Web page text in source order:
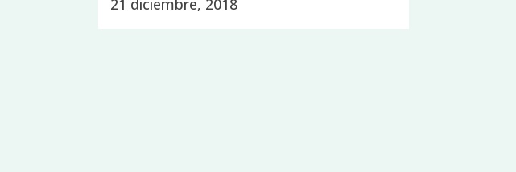
21 diciembre, 2018